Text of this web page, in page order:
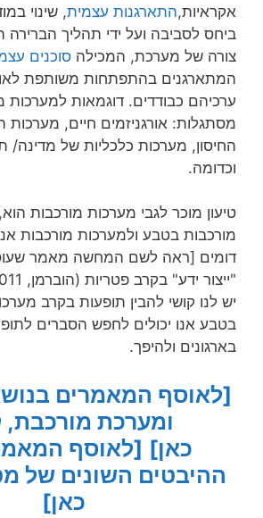
אקראיות,התארגנות עצמית, שינוי
ביחס לסביבה ועל ידי תהליך הברירה
צורה של מערכת, המכילה סוכנים
המתארגנים בהתפתחות משותפת
ערכיהם כבודדים. דוגמאות למערכות
מסתגלות: אורגניזמים חיים,
החיסון, מערכות כלכליות של מדינה/
וכדומה.
טיעון מוכר לגבי מערכות מורכבות
מורכבות בטבע ולמערכות מורכבות
דומים [ראה לשם המחשה מאמר
יש לנו קושי להבין תופעות בקרב
בטבע אנו יכולים לחפש הסברים
בארגונים ולהיפך.
[לאוסף המאמרים
ומערכת מורכבת,
כאן] [לאוסף
ההיבטים השונים של
כאן]